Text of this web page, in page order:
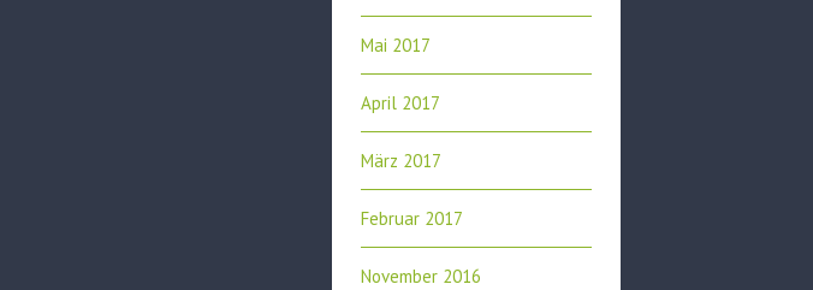
Mai 2017
April 2017
März 2017
Februar 2017
November 2016